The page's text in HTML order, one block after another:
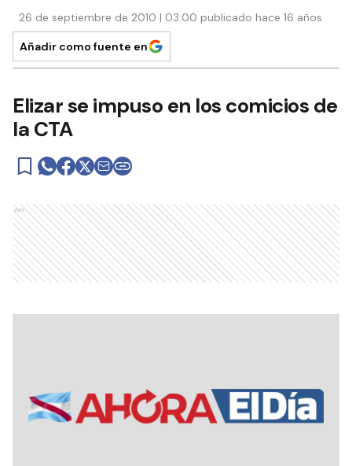
26 de septiembre de 2010 | 03:00 publicado hace 16 años
Añadir como fuente en
Elizar se impuso en los comicios de
la CTA
Ads